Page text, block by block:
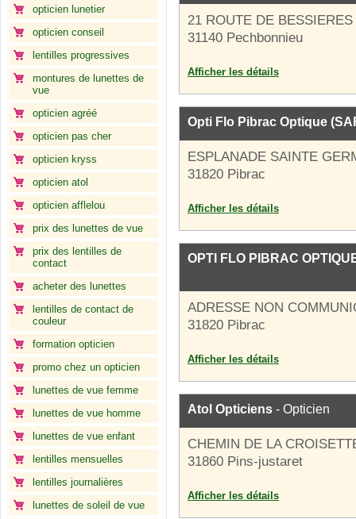
opticien lunetier
opticien conseil
lentilles progressives
montures de lunettes de
vue
opticien agréé
opticien pas cher
opticien kryss
opticien atol
opticien afflelou
prix des lunettes de vue
prix des lentilles de
contact
acheter des lunettes
lentilles de contact de
couleur
formation opticien
promo chez un opticien
lunettes de vue femme
lunettes de vue homme
lunettes de vue enfant
lentilles mensuelles
lentilles journalières
lunettes de soleil de vue
21 ROUTE DE BESSIERES
31140 Pechbonnieu
Afficher les détails
Opti Flo Pibrac Optique
ESPLANADE SAINTE
31820 Pibrac
Afficher les détails
OPTI FLO PIBRAC
ADRESSE NON
31820 Pibrac
Afficher les détails
Atol Opticiens - Opticien
CHEMIN DE LA
31860 Pins-justaret
Afficher les détails